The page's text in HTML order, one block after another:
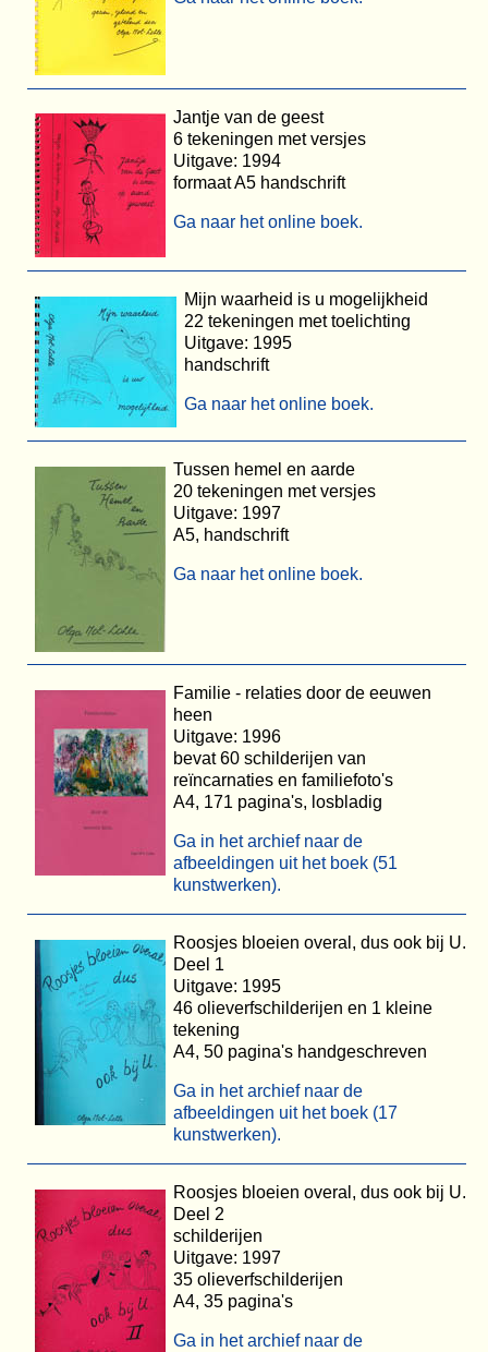
Jantje van de geest
6 tekeningen met versjes
Uitgave: 1994
formaat A5 handschrift
Ga naar het online boek.
Mijn waarheid is u mogelijkheid
22 tekeningen met toelichting
Uitgave: 1995
handschrift
Ga naar het online boek.
Tussen hemel en aarde
20 tekeningen met versjes
Uitgave: 1997
A5, handschrift
Ga naar het online boek.
Familie - relaties door de eeuwen
heen
Uitgave: 1996
bevat 60 schilderijen van
reïncarnaties en familiefoto's
A4, 171 pagina's, losbladig
Ga in het archief naar de
afbeeldingen uit het boek (51
kunstwerken).
Roosjes bloeien overal, dus ook bij U.
Deel 1
Uitgave: 1995
46 olieverfschilderijen en 1 kleine
tekening
A4, 50 pagina's handgeschreven
Ga in het archief naar de
afbeeldingen uit het boek (17
kunstwerken).
Roosjes bloeien overal, dus ook bij U.
Deel 2
schilderijen
Uitgave: 1997
35 olieverfschilderijen
A4, 35 pagina's
Ga in het archief naar de